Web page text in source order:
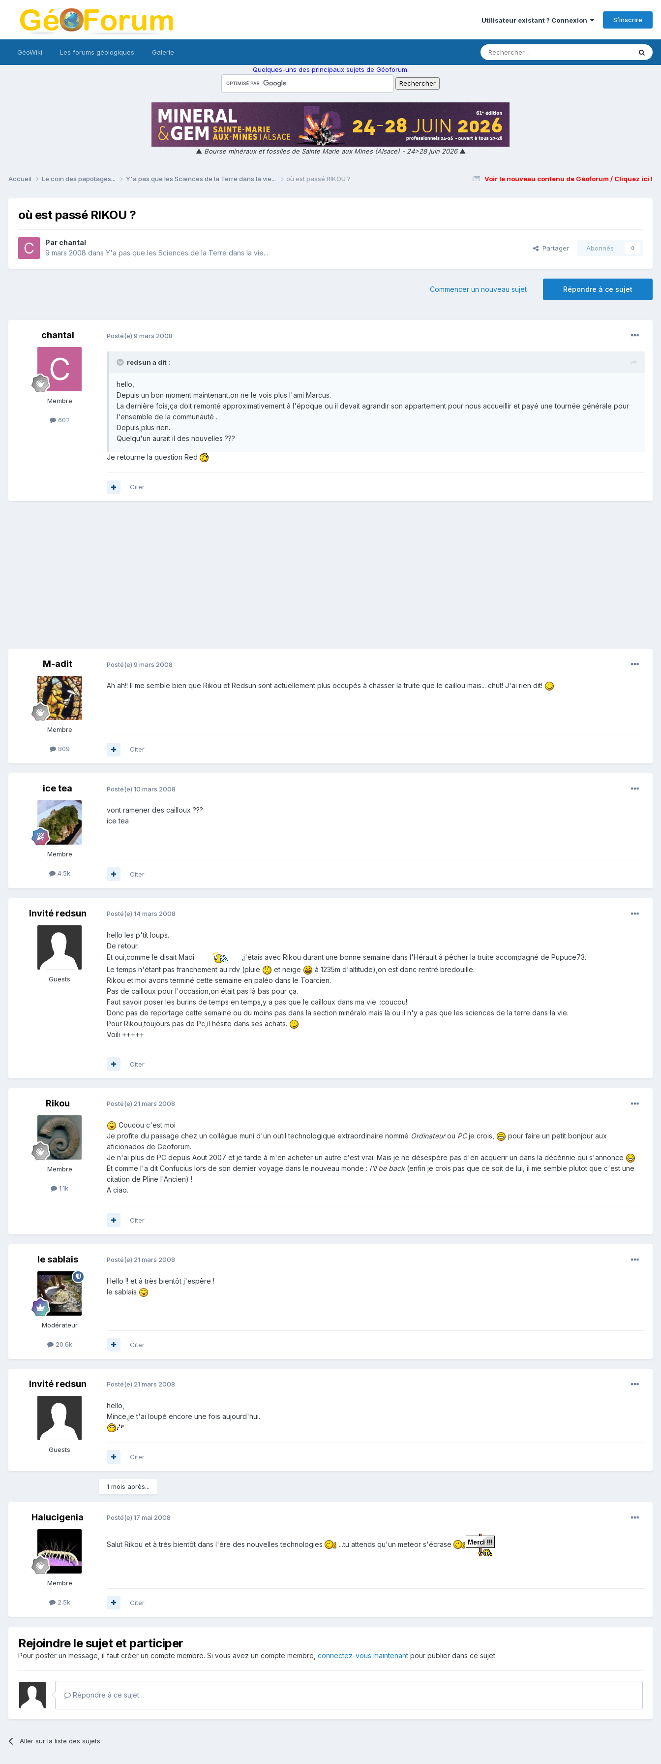
Utilisateur existant ? Connexion S’inscrire
GéoWiki Les forums géologiques Galerie
Quelques-uns des principaux sujets de Géoforum.
▲ Bourse minéraux et fossiles de Sainte Marie aux Mines (Alsace) - 24>28 juin 2026▲
Voir le nouveau contenu de Géoforum / Cliquez ici !
Accueil Le coin des papotages... Y'a pas que les Sciences de la Terre dans la vie... où est passé RIKOU ?
où est passé RIKOU ?
Par chantal
9 mars 2008 dans Y'a pas que les Sciences de la Terre dans la vie...
Partager Abonnés 0
Répondre à ce sujet
Commencer un nouveau sujet
chantal
Membre
602
Posté(e) 9 mars 2008
redsun a dit :
hello,
Depuis un bon moment maintenant,on ne le vois plus l'ami Marcus.
La dernière fois,ça doit remonté approximativement à l'époque ou il devait agrandir son appartement pour nous accueillir et payé une tournée générale pour
l'ensemble de la communauté .
Depuis,plus rien.
Quelqu'un aurait il des nouvelles ???
Je retourne la question Red
Citer
M-adit
Membre
809
Posté(e) 9 mars 2008
Ah ah!! Il me semble bien que Rikou et Redsun sont actuellement plus occupés à chasser la truite que le caillou mais... chut! J'ai rien dit!
Citer
ice tea
Membre
4.5k
Posté(e) 10 mars 2008
vont ramener des cailloux ???
ice tea
Citer
Invité redsun
Guests
Posté(e) 14 mars 2008
hello les p'tit loups.
De retour.
Et oui,comme le disait Madi
,j'étais avec Rikou durant une bonne semaine dans l'Hérault à pêcher la truite accompagné de Pupuce73.
Le temps n'étant pas franchement au rdv (pluie
et neige
à 1235m d'altitude),on est donc rentré bredouille.
Rikou et moi avons terminé cette semaine en paléo dans le Toarcien.
Pas de cailloux pour l'occasion,on était pas là bas pour ça.
Faut savoir poser les burins de temps en temps,y a pas que le cailloux dans ma vie. :coucou!:
Donc pas de reportage cette semaine ou du moins pas dans la section minéralo mais là ou il n'y a pas que les sciences de la terre dans la vie.
Pour Rikou,toujours pas de Pc,il hésite dans ses achats.
Voili +++++
Citer
Rikou
Membre
1.1k
Posté(e) 21 mars 2008
Coucou c'est moi
Je profite du passage chez un collègue muni d'un outil technologique extraordinaire nommé Ordinateurou PCje crois,
pour faire un petit bonjour aux
aficionados de Geoforum.
Je n'ai plus de PC depuis Aout 2007 et je tarde à m'en acheter un autre c'est vrai. Mais je ne désespère pas d'en acquerir un dans la décénnie qui s'annonce
Et comme l'a dit Confucius lors de son dernier voyage dans le nouveau monde : I'll be back(enfin je crois pas que ce soit de lui, il me semble plutot que c'est une
citation de Pline l'Ancien) !
A ciao.
Citer
le sablais
Modérateur
20.6k
Posté(e) 21 mars 2008
Hello !! et à très bientôt j'espère !
le sablais
Citer
Invité redsun
Guests
Posté(e) 21 mars 2008
hello,
Mince,je t'ai loupé encore une fois aujourd'hui.
Citer
1 mois après...
Halucigenia
Membre
2.5k
Posté(e) 17 mai 2008
Salut Rikou et à très bientôt dans l'ère des nouvelles technologies ...tu attends qu'un meteor s'écrase
Citer
Rejoindre le sujet et participer
Pour poster un message, il faut créer un compte membre. Si vous avez un compte membre, connectez-vous maintenant pour publier dans ce sujet.
Répondre à ce sujet…
Aller sur la liste des sujets